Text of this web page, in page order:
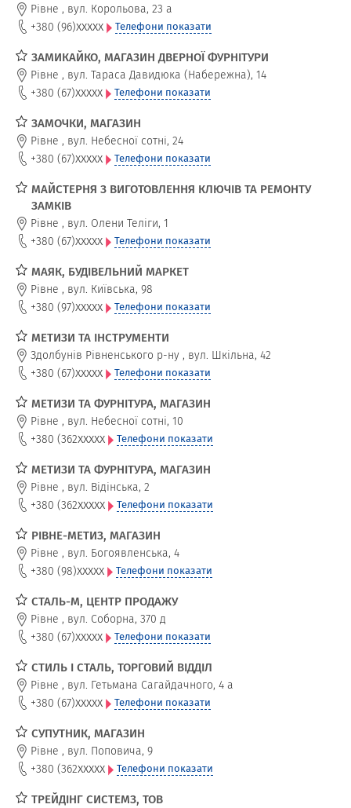
Рівне , вул. Корольова, 23 а
+380 (96)xxxxx Телефони показати
ЗАМИКАЙКО, МАГАЗИН ДВЕРНОЇ ФУРНІТУРИ
Рівне , вул. Тараса Давидюка (Набережна), 14
+380 (67)xxxxx Телефони показати
ЗАМОЧКИ, МАГАЗИН
Рівне , вул. Небесної сотні, 24
+380 (67)xxxxx Телефони показати
МАЙСТЕРНЯ З ВИГОТОВЛЕННЯ КЛЮЧІВ ТА РЕМОНТУ
ЗАМКІВ
Рівне , вул. Олени Теліги, 1
+380 (67)xxxxx Телефони показати
МАЯК, БУДІВЕЛЬНИЙ МАРКЕТ
Рівне , вул. Київська, 98
+380 (97)xxxxx Телефони показати
МЕТИЗИ ТА ІНСТРУМЕНТИ
Здолбунів Рівненського р-ну , вул. Шкільна, 42
+380 (67)xxxxx Телефони показати
МЕТИЗИ ТА ФУРНІТУРА, МАГАЗИН
Рівне , вул. Небесної сотні, 10
+380 (362xxxxx Телефони показати
МЕТИЗИ ТА ФУРНІТУРА, МАГАЗИН
Рівне , вул. Відінська, 2
+380 (362xxxxx Телефони показати
РІВНЕ-МЕТИЗ, МАГАЗИН
Рівне , вул. Богоявленська, 4
+380 (98)xxxxx Телефони показати
СТАЛЬ-М, ЦЕНТР ПРОДАЖУ
Рівне , вул. Соборна, 370 д
+380 (67)xxxxx Телефони показати
СТИЛЬ І СТАЛЬ, ТОРГОВИЙ ВІДДІЛ
Рівне , вул. Гетьмана Сагайдачного, 4 а
+380 (67)xxxxx Телефони показати
СУПУТНИК, МАГАЗИН
Рівне , вул. Поповича, 9
+380 (362xxxxx Телефони показати
ТРЕЙДІНГ СИСТЕМЗ, ТОВ